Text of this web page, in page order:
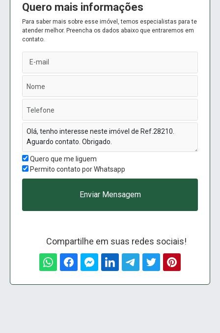
Quero mais informações
Para saber mais sobre esse imóvel, temos especialistas para te
atender melhor. Preencha os dados abaixo que entraremos em
contato.
Quero que me liguem
Permito contato por Whatsapp
Enviar Mensagem
Compartilhe em suas redes sociais!